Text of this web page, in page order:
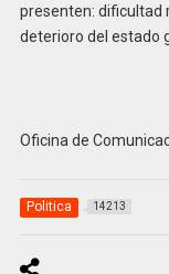
presenten: dificultad
deterioro del estado
Oficina de
Politica 14213